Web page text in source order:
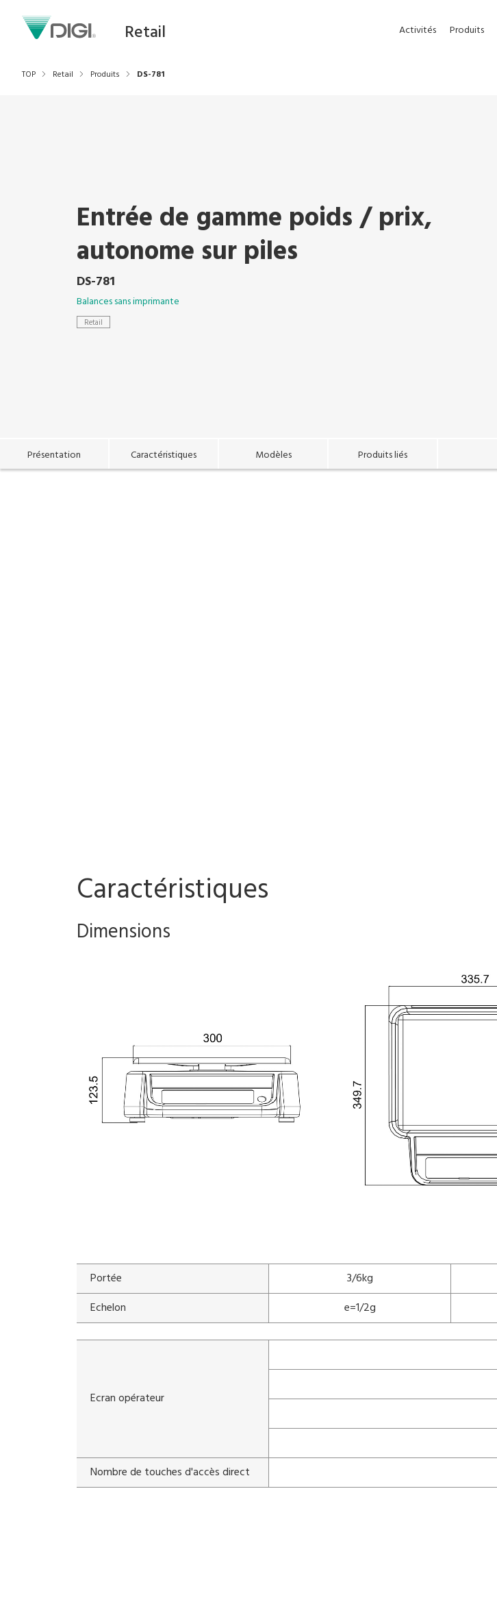
Retail Activités Produits
TOP Retail Produits DS-781
Entrée de gamme poids / prix,
autonome sur piles
DS-781
Balances sans imprimante
Retail
Présentation Caractéristiques Modèles Produits liés
Caractéristiques
Dimensions
Portée 3/6kg
Echelon
e=1/2g
Ecran opérateur
Nombre de touches d'accès direct